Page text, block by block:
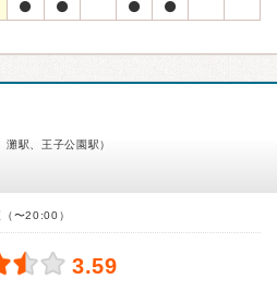
駅、王子公園駅）
（〜20:00）
3.59